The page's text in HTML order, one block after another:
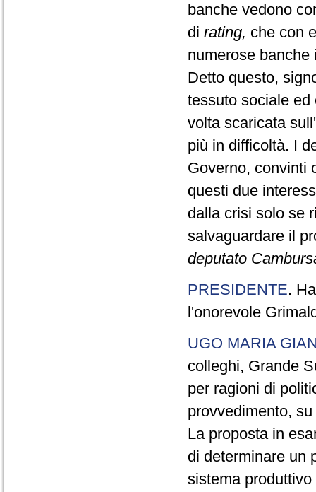
banche vedono
di rating, che con
numerose
Detto questo,
tessuto sociale ed
volta scaricata
più in difficoltà. I
Governo, convinti
questi due
dalla crisi solo se
salvaguardare il
deputato
PRESIDENTE.
l'onorevole
UGO MARIA
colleghi, Grande
per ragioni di
provvedimento,
La proposta in
di determinare un
sistema